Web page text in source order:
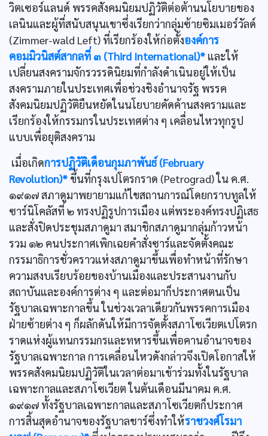
วิตเซอร์แลนด์ พรรคสังคมนิยมปฏิวัติต่อต้านนโยบายของ
เลนินและผู้ที่สนับสนุนเขาซึ่งเรียกว่ากลุ่มซ้ายซิมเมอร์วัลด์
(Zimmer-wald Left) ที่เรียกร้องให้ก่อตั้งองค์การ
คอมมิวนิสต์สากลที่ ๓ (Third International)* และให้
เปลี่ยนสงครามจักรวรรดินิยมที่กำลังดำเนินอยู่ให้เป็น
สงครามภายในประเทศเพื่อช่วงชิงอำนาจรัฐ พรรค
สังคมนิยมปฏิวัติยืนหยัดในนโยบายคัดค้านสงครามและ
เรียกร้องให้กรรมกรในประเทศต่าง ๆ เคลื่อนไหวทุกรูป
แบบเพื่อยุติสงคราม
เมื่อเกิดการปฏิวัติเดือนกุมภาพันธ์ (February
Revolution)* ขึ้นที่กรุงเปโตรกราด (Petrograd) ใน ค.ศ.
๑๙๑๗ สภาดูมาพยายามแก้ไขสถานการณ์โดยกราบทูลให้
ซาร์นิโคลัสที่ ๒ ทรงปฏิรูปการเมือง แต่พระองค์ทรงปฏิเสธ
และสั่งปิดประชุมสภาดูมา สมาชิกสภาดูมากลุ่มก้าวหน้า
รวม ๑๒ คนประกาศเพิกเฉยคำสั่งซาร์และจัดตั้งคณะ
กรรมาธิการชั่วคราวแห่งสภาดูมาขึ้นเพื่อทำหน้าที่รักษา
ความสงบเรียบร้อยของบ้านเมืองและประสานงานกับ
สถาบันและองค์การต่าง ๆ และต่อมาก็ประกาศตนเป็น
รัฐบาลเฉพาะกาลขึ้น ในช่วงเวลาเดียวกันพรรคการเมือง
ฝ่ายซ้ายต่าง ๆ ก็ผลักดันให้มีการจัดตั้งสภาโซเวียตเปโตรก
ราดแห่งผู้แทนกรรมกรและทหารขึ้นเพื่อคานอำนาจของ
รัฐบาลเฉพาะกาล การเคลื่อนไหวดังกล่าวจึงเปิดโอกาสให้
พรรคสังคมนิยมปฏิวัติในเวลาต่อมาเข้าร่วมทั้งในรัฐบาล
เฉพาะกาลและสภาโซเวียต ในต้นเดือนมีนาคม ค.ศ.
๑๙๑๗ ทั้งรัฐบาลเฉพาะกาลและสภาโซเวียตก็ประกาศ
การสิ้นสุดอำนาจของรัฐบาลชาร์ซึ่งทำให้ราชวงศ์โรมา